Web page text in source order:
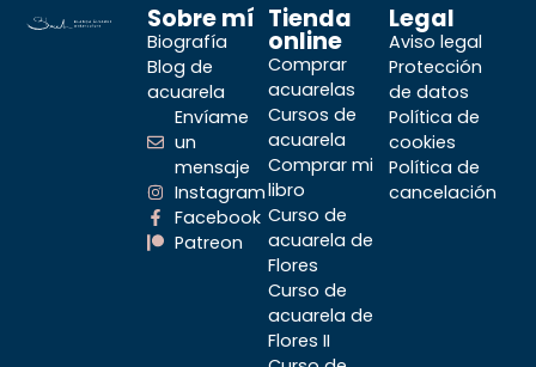
Sobre mí
Biografía
Blog de
acuarela
Envíame
un
mensaje
Instagram
Facebook
Patreon
Tienda
online
Comprar
acuarelas
Cursos de
acuarela
Comprar mi
libro
Curso de
acuarela de
Flores
Curso de
acuarela de
Flores II
Legal
Aviso legal
Protección
de datos
Política de
cookies
Política de
cancelación